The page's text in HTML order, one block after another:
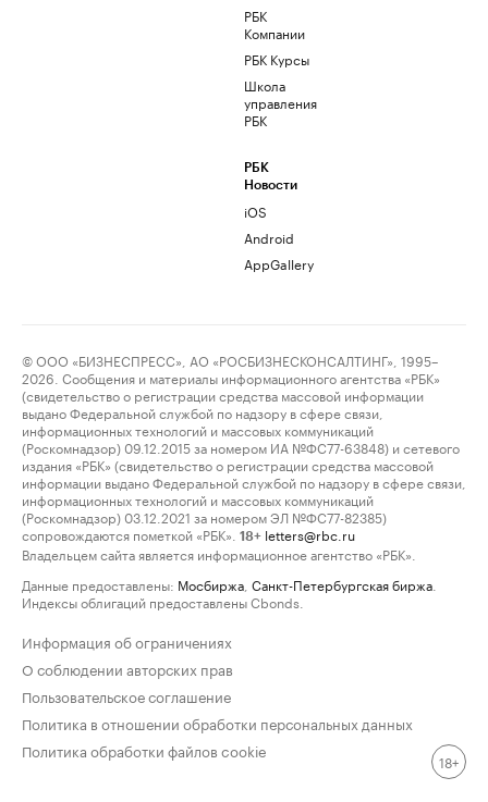
РБК
Компании
РБК Курсы
Школа
управления
РБК
РБК
Новости
iOS
Android
AppGallery
© ООО «БИЗНЕСПРЕСС», АО «РОСБИЗНЕСКОНСАЛТИНГ», 1995–
2026. Сообщения и материалы информационного агентства «РБК»
(свидетельство о регистрации средства массовой информации
выдано Федеральной службой по надзору в сфере связи,
информационных технологий и массовых коммуникаций
(Роскомнадзор) 09.12.2015 за номером ИА №ФС77-63848) и сетевого
издания «РБК» (свидетельство о регистрации средства массовой
информации выдано Федеральной службой по надзору в сфере связи,
информационных технологий и массовых коммуникаций
(Роскомнадзор) 03.12.2021 за номером ЭЛ №ФС77-82385)
сопровождаются пометкой «РБК».
18+ letters@rbc.ru
Владельцем сайта является информационное агентство «РБК».
Данные предоставлены: Мосбиржа Санкт-Петербургская биржа
Индексы облигаций предоставлены Cbonds.
Информация об ограничениях
О соблюдении авторских прав
Пользовательское соглашение
Политика в отношении обработки персональных данных
Политика обработки файлов cookie
18+